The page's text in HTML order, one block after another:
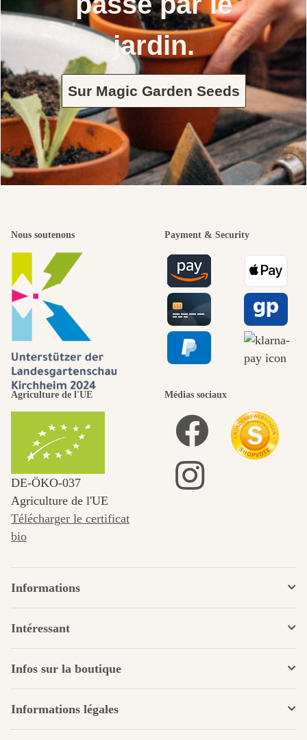
jardin.
Sur Magic Garden Seeds
Nous soutenons Payment & Security
Agriculture de l'UE
DE‑ÖKO‑037
Agriculture de l'UE
Télécharger le certificat
bio
Médias sociaux
Informations
Intéressant
Infos sur la boutique
Informations légales